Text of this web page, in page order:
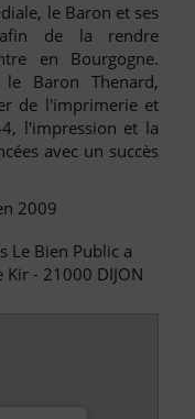
le Baron et ses
de la rendre
en Bourgogne.
Baron Thenard,
de l'imprimerie et
l'impression et la
avec un succès
2009
Le Bien Public a
- 21000 DIJON